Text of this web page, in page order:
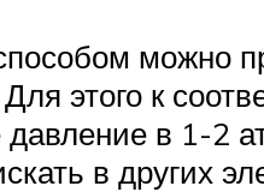
можно
этого к
в 1-2
в других